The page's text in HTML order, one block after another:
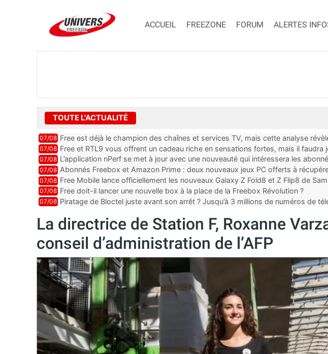
ACCUEIL FREEZONE FORUM ALERTES
TOUTE L'ACTUALITÉ
07/08 Free est déjà le champion des chaînes et services TV, mais cette analyse
encore au moin...
07/08 Free et RTL9 vous offrent un cadeau riche en sensations fortes, mais il faudra
l’obtenir
07/08 L’application nPerf se met à jour avec une nouveauté qui intéressera les
Mobile, Orange, SFR ...
07/08 Abonnés Freebox et Amazon Prime : deux nouveaux jeux PC offerts à
07/08 Free Mobile lance officiellement les nouveaux Galaxy Z Fold8 et Z Flip8 de
des promos et des cadeaux
07/08 Free doit-il lancer une nouvelle box à la place de la Freebox Révolution ?
07/08 Piratage de Bloctel juste avant son arrêt ? Jusqu’à 3 millions de numéros de
La directrice de Station F, Roxanne
conseil d’administration de l’AFP